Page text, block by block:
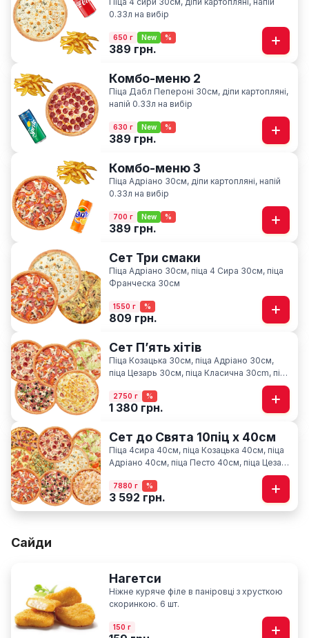
0.33л на вибір
650 г New %
389 грн.
Комбо-меню 2
Піца Дабл Пепероні 30см, діпи картопляні,
напій 0.33л на вибір
630 г New %
389 грн.
Комбо-меню 3
Піца Адріано 30см, діпи картопляні, напій
0.33л на вибір
700 г New %
389 грн.
Сет Три смаки
Піца Адріано 30см, піца 4 Сира 30см, піца
Франческа 30см
1550 г %
809 грн.
Сет Пʼять хітів
Піца Козацька 30см, піца Адріано 30см,
піца Цезарь 30см, піца Класична 30cm, піца
2750 г %
1 380 грн.
Сет до Свята 10піц х 40см
Піца 4сира 40см, піца Козацька 40см, піца
Адріано 40см, піца Песто 40см, піца Цезар
40см, піца Гавайська 40см, піца Фелічіта
40см, піца Класична 40см, піца М'ясна
40см, піца По-Київськи 40см
7880 г %
3 592 грн.
Сайди
Нагетси
Ніжне куряче філе в паніровці з хрусткою
скоринкою. 6 шт.
150 г